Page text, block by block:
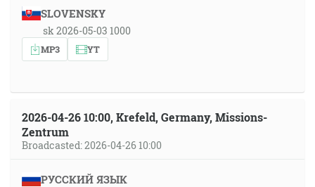
SLOVENSKY
sk 2026-05-03 1000
MP3 YT
2026-04-26 10:00, Krefeld, Germany, Missions-
Zentrum
Broadcasted: 2026-04-26 10:00
РУССКИЙ ЯЗЫК